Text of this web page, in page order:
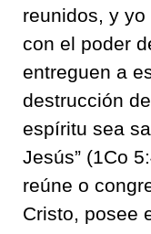
reunidos, y yo
con el poder
entreguen a
destrucción
espíritu sea
Jesús” (1Co
reúne o
Cristo, posee